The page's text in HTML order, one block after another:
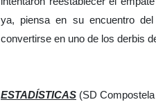
ya, piensa en su encuentro
convertirse en uno de los derbis
ESTADÍSTICAS (SD